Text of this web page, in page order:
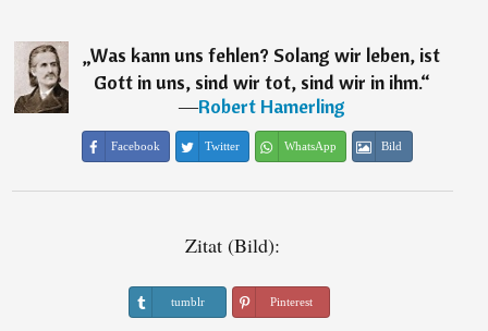
„Was kann uns fehlen? Solang wir leben, ist
Gott in uns, sind wir tot, sind wir in ihm.“
―Robert Hamerling
Facebook Twitter WhatsApp Bild
Zitat (Bild):
tumblr Pinterest